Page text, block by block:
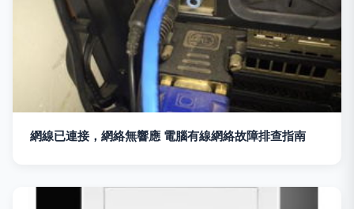
網線已連接，網絡無響應 電腦有線網絡故障排查指南